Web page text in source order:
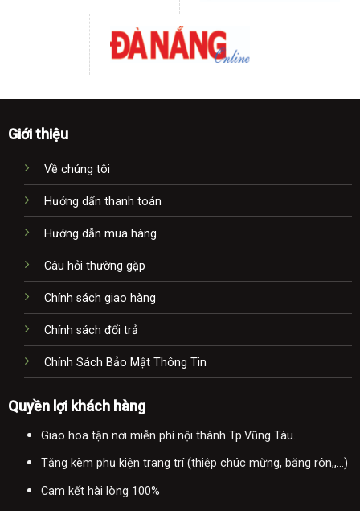
Giới thiệu
Về chúng tôi
Hướng dẩn thanh toán
Hướng dẫn mua hàng
Câu hỏi thường gặp
Chính sách giao hàng
Chính sách đổi trả
Chính Sách Bảo Mật Thông Tin
Quyền lợi khách hàng
Giao hoa tận nơi miễn phí nội thành Tp.Vũng Tàu.
Tặng kèm phụ kiện trang trí (thiệp chúc mừng, băng rôn,,...)
Cam kết hài lòng 100%